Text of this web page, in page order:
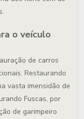
o veículo
de carros
Restaurando
vasta imensidão de
Fuscas, por
de garimpeiro